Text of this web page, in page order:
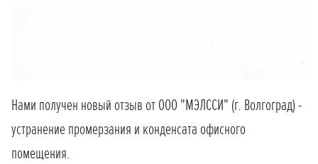
Нами получен новый отзыв от ООО "МЭЛССИ" (г. Волгоград) -
устранение промерзания и конденсата офисного
помещения.